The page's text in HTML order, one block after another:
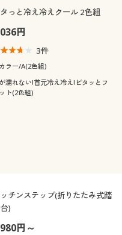
っと冷え冷えクール 2色組
円
3件
ラー/A(2色組)
濡れない!首元冷え冷え!ピタッとフ
ト(2色組)
チンステップ(折りたたみ式踏
)
円～